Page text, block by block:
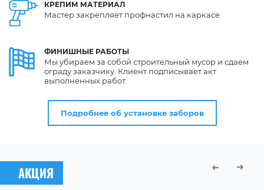
КРЕПИМ МАТЕРИАЛ
ФИНИШНЫЕ РАБОТЫ
Мастер закрепляет профнастил на каркасе.
Мы убираем за собой строительный мусор и сдаем
ограду заказчику. Клиент подписывает акт
выполненных работ.
Подробнее об установке заборов
АКЦИЯ